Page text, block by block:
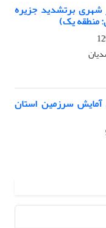
شهری برتشدید جزیره
منطقه یک)
سرزمین استان